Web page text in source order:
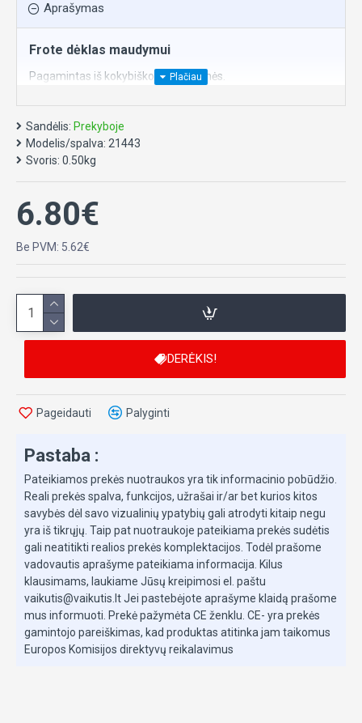
Aprašymas
Frote dėklas maudymui
Pagamintas iš kokybiškos ir medvilnės.
*Darant užsakymą skiltyje komentarai nurodykite norimą
spalvą.
Sandėlis: Prekyboje
Modelis/spalva: 21443
Svoris: 0.50kg
6.80€
Be PVM: 5.62€
DERĖKIS!
Pageidauti Palyginti
Pastaba :
Pateikiamos prekės nuotraukos yra tik informacinio pobūdžio.
Reali prekės spalva, funkcijos, užrašai ir/ar bet kurios kitos
savybės dėl savo vizualinių ypatybių gali atrodyti kitaip negu
yra iš tikrųjų. Taip pat nuotraukoje pateikiama prekės sudėtis
gali neatitikti realios prekės komplektacijos. Todėl prašome
vadovautis aprašyme pateikiama informacija. Kilus
klausimams, laukiame Jūsų kreipimosi el. paštu
vaikutis@vaikutis.lt Jei pastebėjote aprašyme klaidą prašome
mus informuoti. Prekė pažymėta CE ženklu. CE- yra prekės
gamintojo pareiškimas, kad produktas atitinka jam taikomus
Europos Komisijos direktyvų reikalavimus